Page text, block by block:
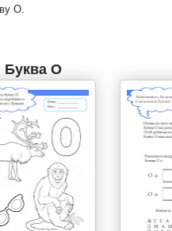
О.
Буква О